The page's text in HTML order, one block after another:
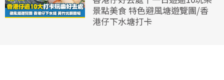
景點美食 特色避風塘遊覽團/香
港仔下水塘打卡